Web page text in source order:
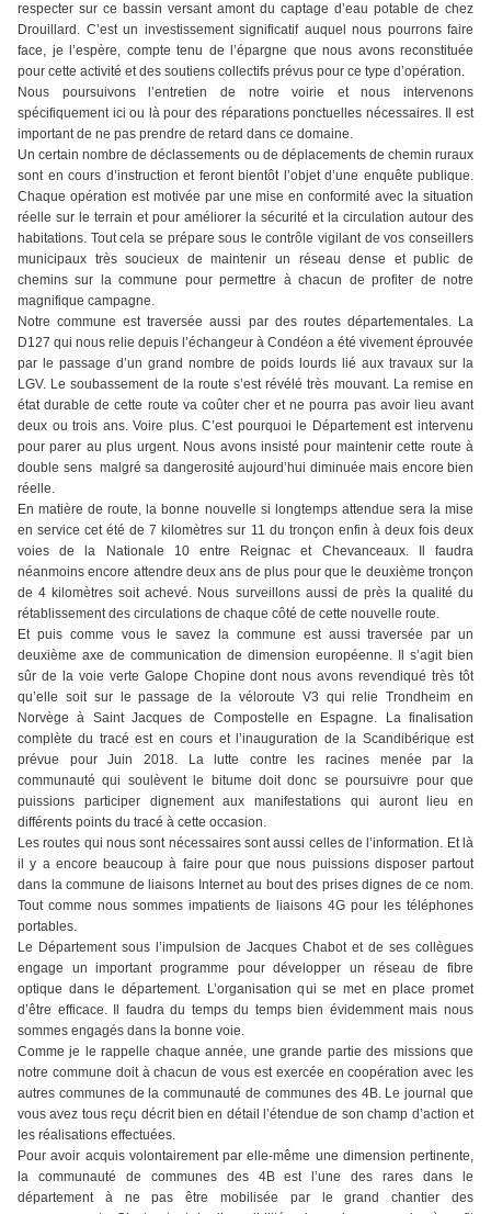
respecter sur ce bassin versant amont du captage d’eau potable de chez
Drouillard. C’est un investissement significatif auquel nous pourrons faire
face, je l’espère, compte tenu de l’épargne que nous avons reconstituée
pour cette activité et des soutiens collectifs prévus pour ce type d’opération.
Nous poursuivons l’entretien de notre voirie et nous intervenons
spécifiquement ici ou là pour des réparations ponctuelles nécessaires. Il est
important de ne pas prendre de retard dans ce domaine.
Un certain nombre de déclassements ou de déplacements de chemin ruraux
sont en cours d’instruction et feront bientôt l’objet d’une enquête publique.
Chaque opération est motivée par une mise en conformité avec la situation
réelle sur le terrain et pour améliorer la sécurité et la circulation autour des
habitations. Tout cela se prépare sous le contrôle vigilant de vos conseillers
municipaux très soucieux de maintenir un réseau dense et public de
chemins sur la commune pour permettre à chacun de profiter de notre
magnifique campagne.
Notre commune est traversée aussi par des routes départementales. La
D127 qui nous relie depuis l’échangeur à Condéon a été vivement éprouvée
par le passage d’un grand nombre de poids lourds lié aux travaux sur la
LGV. Le soubassement de la route s’est révélé très mouvant. La remise en
état durable de cette route va coûter cher et ne pourra pas avoir lieu avant
deux ou trois ans. Voire plus. C’est pourquoi le Département est intervenu
pour parer au plus urgent. Nous avons insisté pour maintenir cette route à
double sens malgré sa dangerosité aujourd’hui diminuée mais encore bien
réelle.
En matière de route, la bonne nouvelle si longtemps attendue sera la mise
en service cet été de 7 kilomètres sur 11 du tronçon enfin à deux fois deux
voies de la Nationale 10 entre Reignac et Chevanceaux. Il faudra
néanmoins encore attendre deux ans de plus pour que le deuxième tronçon
de 4 kilomètres soit achevé. Nous surveillons aussi de près la qualité du
rétablissement des circulations de chaque côté de cette nouvelle route.
Et puis comme vous le savez la commune est aussi traversée par un
deuxième axe de communication de dimension européenne. Il s’agit bien
sûr de la voie verte Galope Chopine dont nous avons revendiqué très tôt
qu’elle soit sur le passage de la véloroute V3 qui relie Trondheim en
Norvège à Saint Jacques de Compostelle en Espagne. La finalisation
complète du tracé est en cours et l’inauguration de la Scandibérique est
prévue pour Juin 2018. La lutte contre les racines menée par la
communauté qui soulèvent le bitume doit donc se poursuivre pour que
puissions participer dignement aux manifestations qui auront lieu en
différents points du tracé à cette occasion.
Les routes qui nous sont nécessaires sont aussi celles de l’information. Et là
il y a encore beaucoup à faire pour que nous puissions disposer partout
dans la commune de liaisons Internet au bout des prises dignes de ce nom.
Tout comme nous sommes impatients de liaisons 4G pour les téléphones
portables.
Le Département sous l’impulsion de Jacques Chabot et de ses collègues
engage un important programme pour développer un réseau de fibre
optique dans le département. L’organisation qui se met en place promet
d’être efficace. Il faudra du temps du temps bien évidemment mais nous
sommes engagés dans la bonne voie.
Comme je le rappelle chaque année, une grande partie des missions que
notre commune doit à chacun de vous est exercée en coopération avec les
autres communes de la communauté de communes des 4B. Le journal que
vous avez tous reçu décrit bien en détail l’étendue de son champ d’action et
les réalisations effectuées.
Pour avoir acquis volontairement par elle-même une dimension pertinente,
la communauté de communes des 4B est l’une des rares dans le
département à ne pas être mobilisée par le grand chantier des